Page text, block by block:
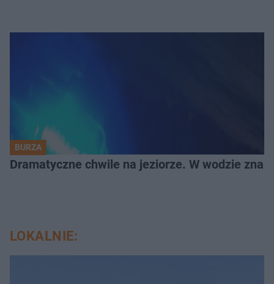
BURZA
Dramatyczne chwile na jeziorze. W wodzie
LOKALNIE: